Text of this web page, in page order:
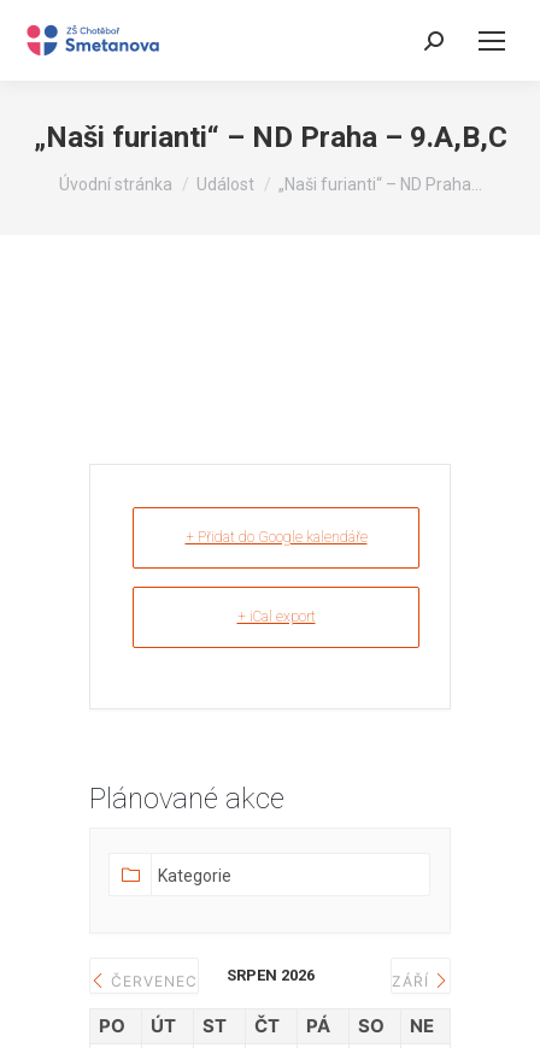
Search:
„Naši furianti“ – ND Praha – 9.A,B,C
You are here:
Úvodní stránka Událost „Naši furianti“ – ND Praha…
+ Přidat do Google kalendáře
+ iCal export
Plánované akce
ČERVENEC SRPEN 2026 ZÁŘÍ
PO ÚT ST ČT PÁ SO NE